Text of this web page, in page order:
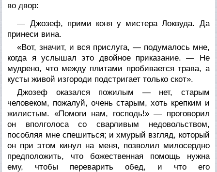
во двор:
— Джозеф, прими коня у мистера Локвуда. Да
принеси вина.
«Вот, значит, и вся прислуга, — подумалось мне,
когда я услышал это двойное приказание. — Не
мудрено, что между плитами пробивается трава, а
кусты живой изгороди подстригает только скот».
Джозеф оказался пожилым — нет, старым
человеком, пожалуй, очень старым, хоть крепким и
жилистым. «Помоги нам, господь!» — проговорил
он вполголоса со сварливым недовольством,
пособляя мне спешиться; и хмурый взгляд, который
он при этом кинул на меня, позволил милосердно
предположить, что божественная помощь нужна
ему, чтобы переварить обед, и что его